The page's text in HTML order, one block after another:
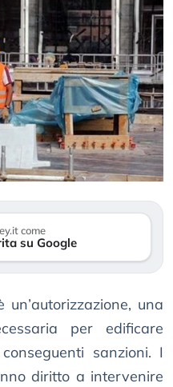
come
su Google
un’autorizzazione, una
per edificare
sanzioni. I
diritto a intervenire